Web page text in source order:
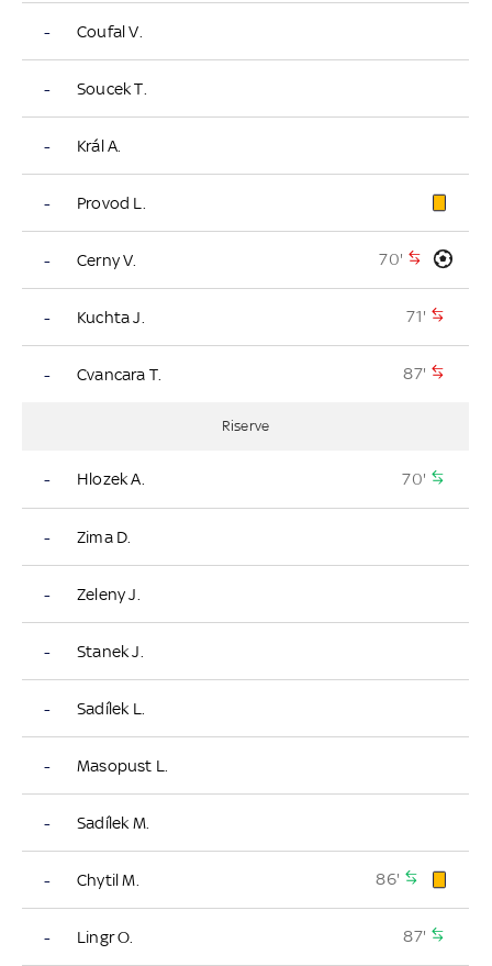
- Coufal V.
- Soucek T.
- Král A.
- Provod L.
- Cerny V. 70'
- Kuchta J. 71'
- Cvancara T. 87'
Riserve
- Hlozek A. 70'
- Zima D.
- Zeleny J.
- Stanek J.
- Sadílek L.
- Masopust L.
- Sadílek M.
- Chytil M. 86'
- Lingr O. 87'